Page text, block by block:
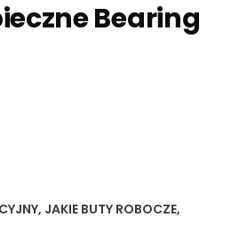
Bearing
, JAKIE BUTY ROBOCZE,